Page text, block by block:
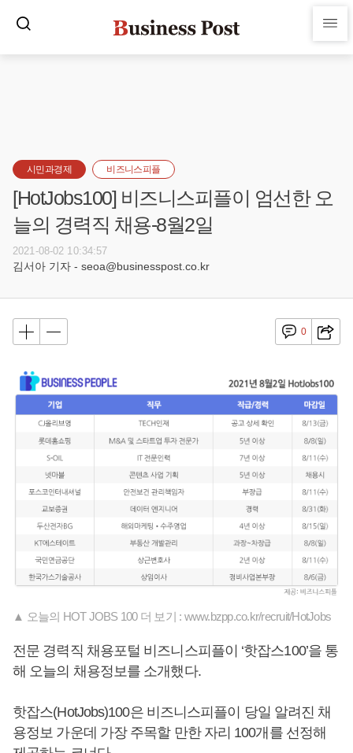
시민과경제 비즈니스피플
[HotJobs100] 비즈니스피플이 엄선한 오
늘의 경력직 채용-8월2일
2021-08-02 10:34:57
김서아 기자 - seoa@businesspost.co.kr
0
▲ 오늘의 HOT JOBS 100 더 보기 : www.bzpp.co.kr/recruit/HotJobs
전문 경력직 채용포털 비즈니스피플이 ‘핫잡스100’을 통
해 오늘의 채용정보를 소개했다.
핫잡스(HotJobs)100은 비즈니스피플이 당일 알려진 채
용정보 가운데 가장 주목할 만한 자리 100개를 선정해